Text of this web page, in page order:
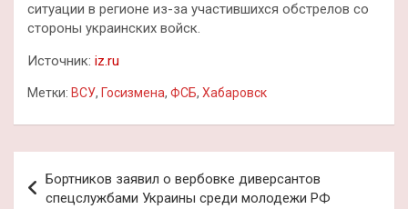
ситуации в регионе из-за участившихся обстрелов со
стороны украинских войск.
Источник: iz.ru
Метки: ВСУ, Госизмена, ФСБ, Хабаровск
по
Бортников заявил о вербовке диверсантов
спецслужбами Украины среди молодежи РФ